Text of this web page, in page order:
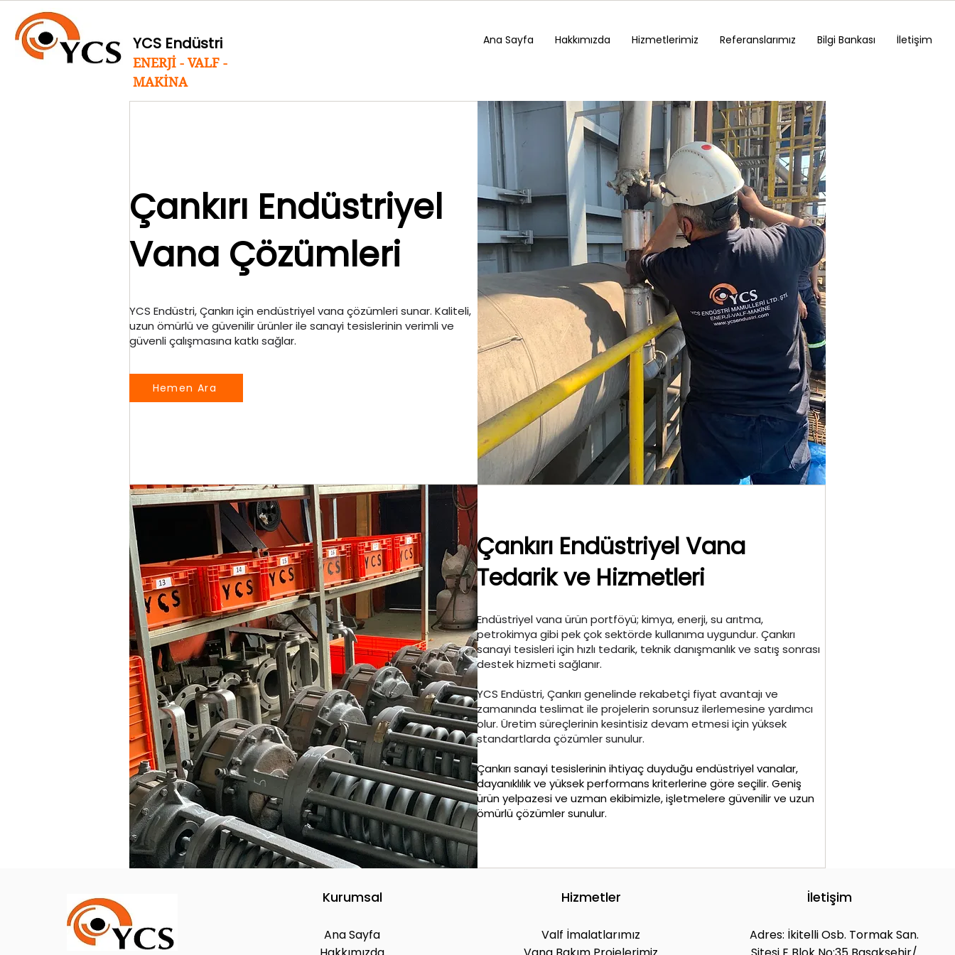
YCS Endüstri
ENERJİ - VALF -
MAKİNA
Ana Sayfa Hakkımızda Hizmetlerimiz Referanslarımız Bilgi Bankası İletişim
Çankırı Endüstriyel
Vana Çözümleri
YCS Endüstri, Çankırı için endüstriyel vana çözümleri sunar. Kaliteli,
uzun ömürlü ve güvenilir ürünler ile sanayi tesislerinin verimli ve
güvenli çalışmasına katkı sağlar.
Hemen Ara
Çankırı Endüstriyel Vana
Tedarik ve Hizmetleri
Endüstriyel vana ürün portföyü; kimya, enerji, su arıtma,
petrokimya gibi pek çok sektörde kullanıma uygundur. Çankırı
sanayi tesisleri için hızlı tedarik, teknik danışmanlık ve satış sonrası
destek hizmeti sağlanır.
YCS Endüstri, Çankırı genelinde rekabetçi fiyat avantajı ve
zamanında teslimat ile projelerin sorunsuz ilerlemesine yardımcı
olur. Üretim süreçlerinin kesintisiz devam etmesi için yüksek
standartlarda çözümler sunulur.
Çankırı sanayi tesislerinin ihtiyaç duyduğu endüstriyel vanalar,
dayanıklılık ve yüksek performans kriterlerine göre seçilir. Geniş
ürün yelpazesi ve uzman ekibimizle, işletmelere güvenilir ve uzun
ömürlü çözümler sunulur.
Kurumsal
Ana Sayfa
Hizmetler
Valf İmalatlarımız
İletişim
Adres: İkitelli Osb. Tormak San.